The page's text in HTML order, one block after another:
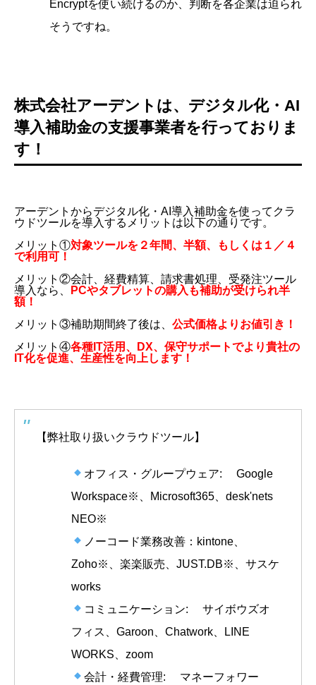
Encryptを使い続けるのか、判断を各企業は迫られ
そうですね。
株式会社アーデントは、デジタル化・AI
導入補助金の支援事業者を行っておりま
す！
アーデントからデジタル化・AI導入補助金を使ってクラ
ウドツールを導入するメリットは以下の通りです。
メリット①対象ツールを２年間、半額、もしくは１／４
で利用可！
メリット②会計、経費精算、請求書処理、受発注ツール
導入なら、
PCやタブレットの購入も補助が受けられ半
額！
メリット③補助期間終了後は、 公式価格よりお値引き！
メリット④各種IT活用、DX、保守サポートでより貴社の
IT化を促進、生産性を向上します！
【弊社取り扱いクラウドツール】
オフィス・グループウェア: Google
Workspace※、Microsoft365、desk'nets
NEO※
ノーコード業務改善：kintone、
Zoho※、楽楽販売、JUST.DB※、サスケ
works
コミュニケーション: サイボウズオ
フィス、Garoon、Chatwork、LINE
WORKS、zoom
会計・経費管理: マネーフォワー